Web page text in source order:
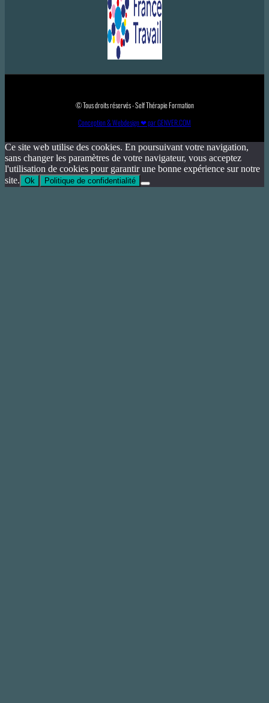
© Tous droits réservés - Self Thérapie Formation
Conception & Webdesign ❤ par GENVER.COM
Ce site web utilise des cookies. En poursuivant votre navigation,
sans changer les paramètres de votre navigateur, vous acceptez
l'utilisation de cookies pour garantir une bonne expérience sur notre
site. Ok Politique de confidentialité